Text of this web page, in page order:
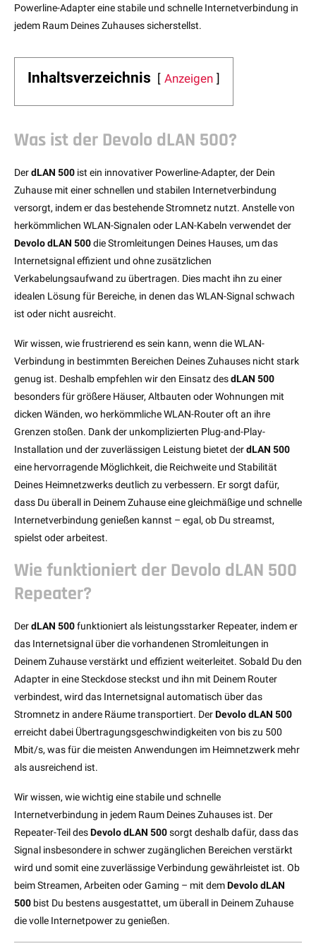
Powerline-Adapter eine stabile und schnelle Internetverbindung in
jedem Raum Deines Zuhauses sicherstellst.
Inhaltsverzeichnis Anzeigen
Was ist der Devolo dLAN 500?
DerdLAN 500 ist ein innovativer Powerline-Adapter, der Dein
Zuhause mit einer schnellen und stabilen Internetverbindung
versorgt, indem er das bestehende Stromnetz nutzt. Anstelle von
herkömmlichen WLAN-Signalen oder LAN-Kabeln verwendet der
Devolo dLAN 500die Stromleitungen Deines Hauses, um das
Internetsignal effizient und ohne zusätzlichen
Verkabelungsaufwand zu übertragen. Dies macht ihn zu einer
idealen Lösung für Bereiche, in denen das WLAN-Signal schwach
ist oder nicht ausreicht.
Wir wissen, wie frustrierend es sein kann, wenn die WLAN-
Verbindung in bestimmten Bereichen Deines Zuhauses nicht stark
genug ist. Deshalb empfehlen wir den Einsatz desdLAN 500
besonders für größere Häuser, Altbauten oder Wohnungen mit
dicken Wänden, wo herkömmliche WLAN-Router oft an ihre
Grenzen stoßen. Dank der unkomplizierten Plug-and-Play-
Installation und der zuverlässigen Leistung bietet derdLAN 500
eine hervorragende Möglichkeit, die Reichweite und Stabilität
Deines Heimnetzwerks deutlich zu verbessern. Er sorgt dafür,
dass Du überall in Deinem Zuhause eine gleichmäßige und schnelle
Internetverbindung genießen kannst – egal, ob Du streamst,
spielst oder arbeitest.
Wie funktioniert der Devolo dLAN 500
Repeater?
DerdLAN 500funktioniert als leistungsstarker Repeater, indem er
das Internetsignal über die vorhandenen Stromleitungen in
Deinem Zuhause verstärkt und effizient weiterleitet. Sobald Du den
Adapter in eine Steckdose steckst und ihn mit Deinem Router
verbindest, wird das Internetsignal automatisch über das
Stromnetz in andere Räume transportiert. DerDevolo dLAN 500
erreicht dabei Übertragungsgeschwindigkeiten von bis zu 500
Mbit/s, was für die meisten Anwendungen im Heimnetzwerk mehr
als ausreichend ist.
Wir wissen, wie wichtig eine stabile und schnelle
Internetverbindung in jedem Raum Deines Zuhauses ist. Der
Repeater-Teil desDevolo dLAN 500sorgt deshalb dafür, dass das
Signal insbesondere in schwer zugänglichen Bereichen verstärkt
wird und somit eine zuverlässige Verbindung gewährleistet ist. Ob
beim Streamen, Arbeiten oder Gaming – mit demDevolo dLAN
500 bist Du bestens ausgestattet, um überall in Deinem Zuhause
die volle Internetpower zu genießen.